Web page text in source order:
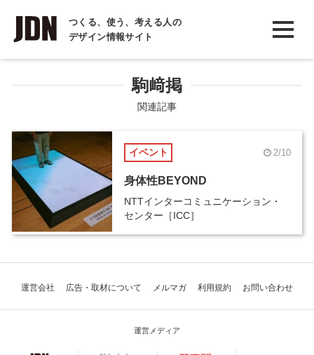
つくる、使う、考える人の
デザイン情報サイト
INTERVIEW
インタビュー
COLUMN
コラム
駒﨑掲
関連記事
イベント 2/10
身体性BEYOND
NTTインターコミュニケーション・
センター［ICC］
運営会社 広告・取材について メルマガ 利用規約 お問い合わせ
運営メディア